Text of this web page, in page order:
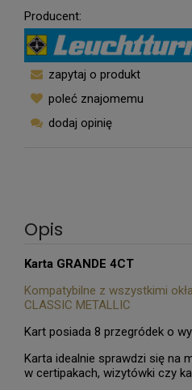
Producent:
zapytaj o produkt
poleć znajomemu
dodaj opinię
Opis
Karta GRANDE 4CT
Kompatybilne z wszystkimi
CLASSIC METALLIC
Kart posiada 8 przegródek o
Karta idealnie sprawdzi się na
w certipakach, wizytówki czy